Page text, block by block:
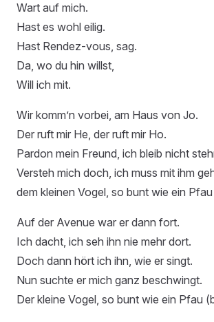
Wart auf mich.
Hast es wohl eilig.
Hast Rendez-vous, sag.
Da, wo du hin willst,
Will ich mit.
Wir komm’n vorbei, am Haus von Jo.
Der ruft mir He, der ruft mir Ho.
Pardon mein Freund, ich bleib nicht
Versteh mich doch, ich muss mit ihm
dem kleinen Vogel, so bunt wie ein
Auf der Avenue war er dann fort.
Ich dacht, ich seh ihn nie mehr dort.
Doch dann hört ich ihn, wie er singt.
Nun suchte er mich ganz beschwingt.
Der kleine Vogel, so bunt wie ein Pfau